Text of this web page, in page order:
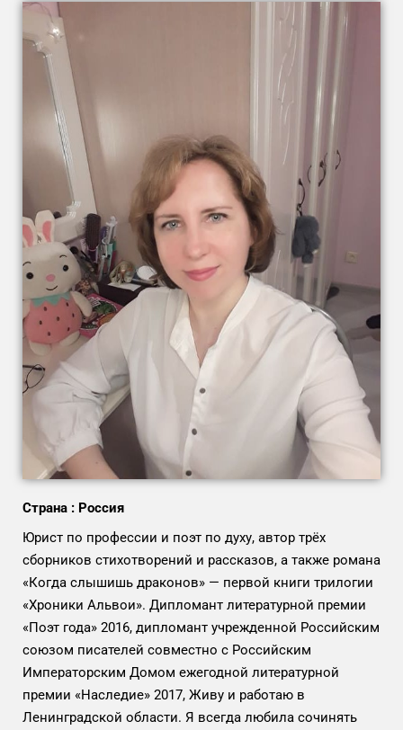
Страна : Россия
Юрист по профессии и поэт по духу, автор трёх
сборников стихотворений и рассказов, а также романа
«Когда слышишь драконов» — первой книги трилогии
«Хроники Альвои». Дипломант литературной премии
«Поэт года» 2016, дипломант учрежденной Российским
союзом писателей совместно с Российским
Императорским Домом ежегодной литературной
премии «Наследие» 2017, Живу и работаю в
Ленинградской области. Я всегда любила сочинять